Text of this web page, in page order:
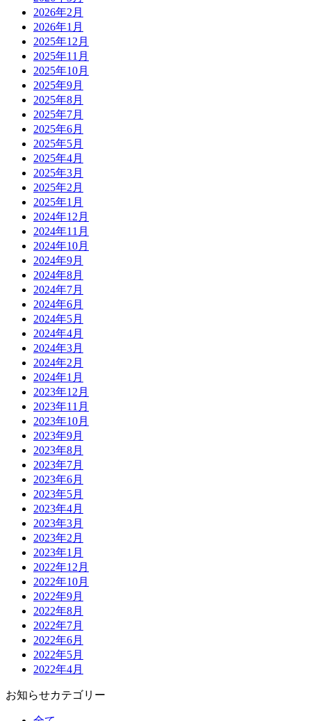
2026年2月
2026年1月
2025年12月
2025年11月
2025年10月
2025年9月
2025年8月
2025年7月
2025年6月
2025年5月
2025年4月
2025年3月
2025年2月
2025年1月
2024年12月
2024年11月
2024年10月
2024年9月
2024年8月
2024年7月
2024年6月
2024年5月
2024年4月
2024年3月
2024年2月
2024年1月
2023年12月
2023年11月
2023年10月
2023年9月
2023年8月
2023年7月
2023年6月
2023年5月
2023年4月
2023年3月
2023年2月
2023年1月
2022年12月
2022年10月
2022年9月
2022年8月
2022年7月
2022年6月
2022年5月
2022年4月
お知らせカテゴリー